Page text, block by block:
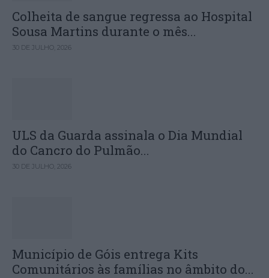
Colheita de sangue regressa ao Hospital
Sousa Martins durante o mês...
30 DE JULHO, 2026
ULS da Guarda assinala o Dia Mundial
do Cancro do Pulmão...
30 DE JULHO, 2026
Município de Góis entrega Kits
Comunitários às famílias no âmbito do...